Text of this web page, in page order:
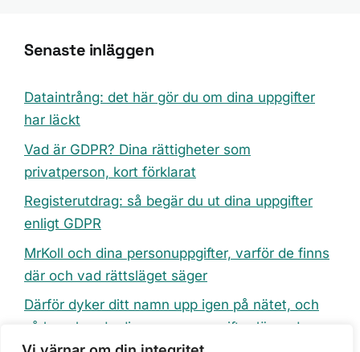
Senaste inläggen
Dataintrång: det här gör du om dina uppgifter
har läckt
Vad är GDPR? Dina rättigheter som
privatperson, kort förklarat
Registerutdrag: så begär du ut dina uppgifter
enligt GDPR
MrKoll och dina personuppgifter, varför de finns
där och vad rättsläget säger
Därför dyker ditt namn upp igen på nätet, och
så bevakar du dina personuppgifter löpande